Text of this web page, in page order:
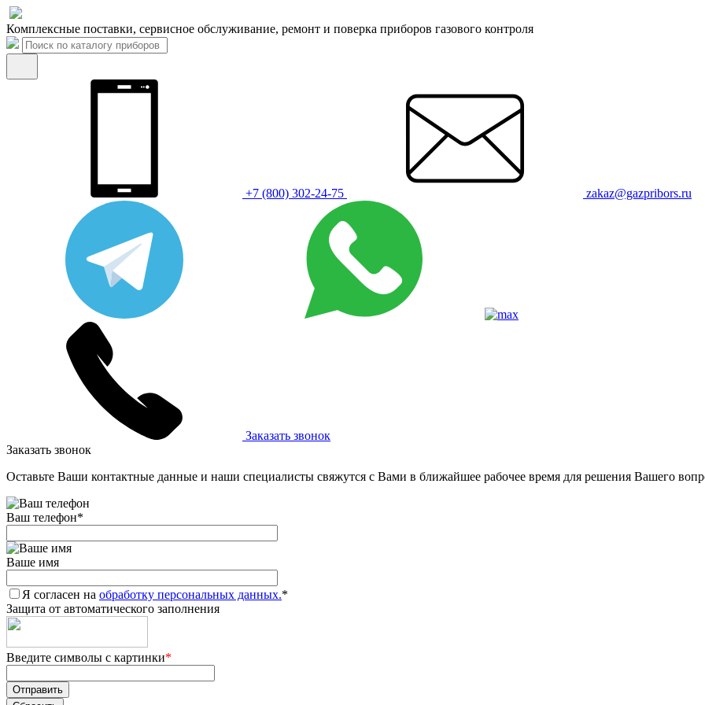
Комплексные поставки, сервисное обслуживание, ремонт и поверка приборов газового контроля
+7 (800) 302-24-75 zakaz@gazpribors.ru
Заказать звонок
Заказать звонок
Оставьте Ваши контактные данные и наши специалисты свяжутся с Вами в ближайшее рабочее время для решения Вашего
Ваш телефон*
Ваше имя
Я согласен на обработку персональных данных.*
Защита от автоматического заполнения
Введите символы с картинки*